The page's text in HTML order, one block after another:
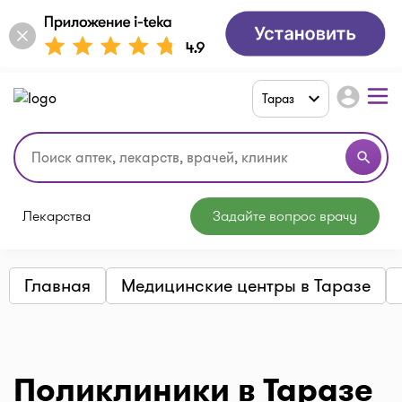
search
Тараз account_circle
Лекарства Задайте вопрос врачу
Главная Медицинские центры в Таразе
Поликлиники в Таразе